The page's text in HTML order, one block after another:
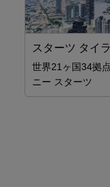
スターツ タイ
世界21ヶ国34拠
ニー スターツ